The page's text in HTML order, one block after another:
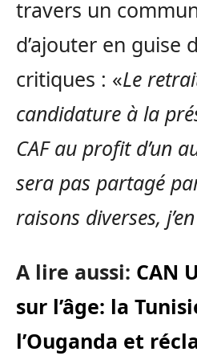
travers un
d’ajouter en guise
critiques : «Le
candidature à la
CAF au profit d’un
sera pas partagé
raisons diverses,
A lire aussi: CAN
sur l’âge: la
l’Ouganda et